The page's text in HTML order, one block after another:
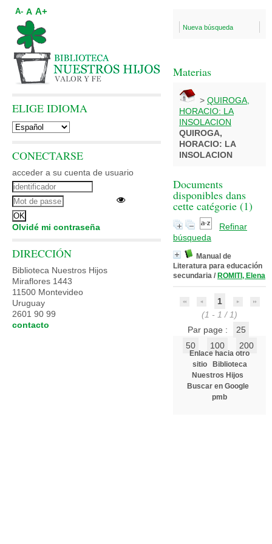
Nueva búsqueda
Materias
> QUIROGA,
HORACIO: LA
INSOLACION
QUIROGA,
HORACIO: LA
INSOLACION
Documents
disponibles dans
cette catégorie (1)
Refinar
búsqueda
Manual de
Literatura para educación
secundaria / ROMITI, Elena
1
(1 - 1 / 1)
Par page :
25
50
100 200
Enlace hacia otro
sitio
Biblioteca
Nuestros Hijos
Buscar en Google
pmb
A- A A+
ELIGE IDIOMA
CONECTARSE
acceder a su cuenta de usuario
Olvidé mi contraseña
DIRECCIÓN
Biblioteca Nuestros Hijos
Miraflores 1443
11500 Montevideo
Uruguay
2601 90 99
contacto